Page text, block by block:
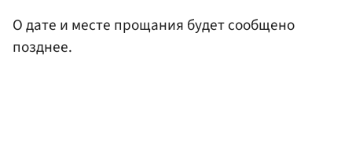
О дате и месте прощания будет сообщено
позднее.